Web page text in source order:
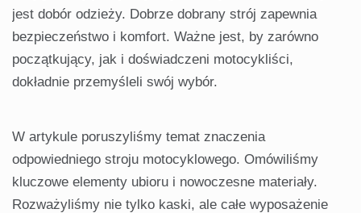
jest dobór odzieży. Dobrze dobrany strój zapewnia
bezpieczeństwo i komfort. Ważne jest, by zarówno
początkujący, jak i doświadczeni motocykliści,
dokładnie przemyśleli swój wybór.
W artykule poruszyliśmy temat znaczenia
odpowiedniego stroju motocyklowego. Omówiliśmy
kluczowe elementy ubioru i nowoczesne materiały.
Rozważyliśmy nie tylko kaski, ale całe wyposażenie